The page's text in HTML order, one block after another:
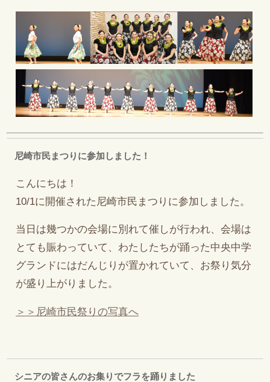
尼崎市民まつりに参加しました！
こんにちは！
10/1に開催された尼崎市民まつりに参加しました。
当日は幾つかの会場に別れて催しが行われ、会場は
とても賑わっていて、わたしたちが踊った中央中学
グランドにはだんじりが置かれていて、お祭り気分
が盛り上がりました。
＞＞尼崎市民祭りの写真へ
シニアの皆さんのお集りでフラを踊りました